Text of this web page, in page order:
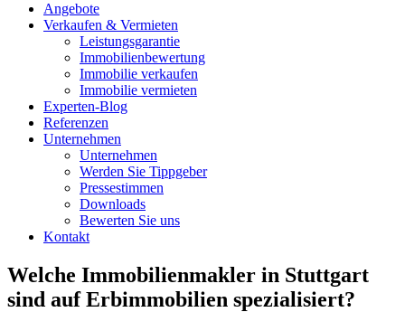
Angebote
Verkaufen & Vermieten
Leistungsgarantie
Immobilienbewertung
Immobilie verkaufen
Immobilie vermieten
Experten-Blog
Referenzen
Unternehmen
Unternehmen
Werden Sie Tippgeber
Pressestimmen
Downloads
Bewerten Sie uns
Kontakt
Welche Immobilienmakler in Stuttgart
sind auf Erbimmobilien spezialisiert?